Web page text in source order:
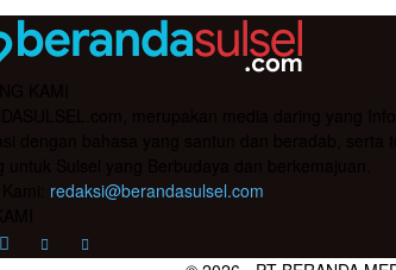
redaksi@berandasulsel.com